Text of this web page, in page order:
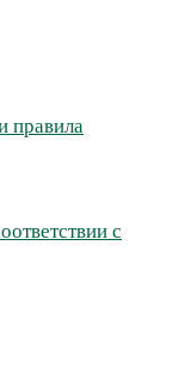
правила
с